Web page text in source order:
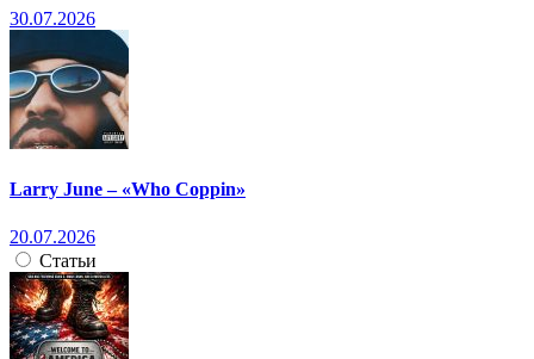
30.07.2026
Larry June – «Who Coppin»
20.07.2026
Статьи